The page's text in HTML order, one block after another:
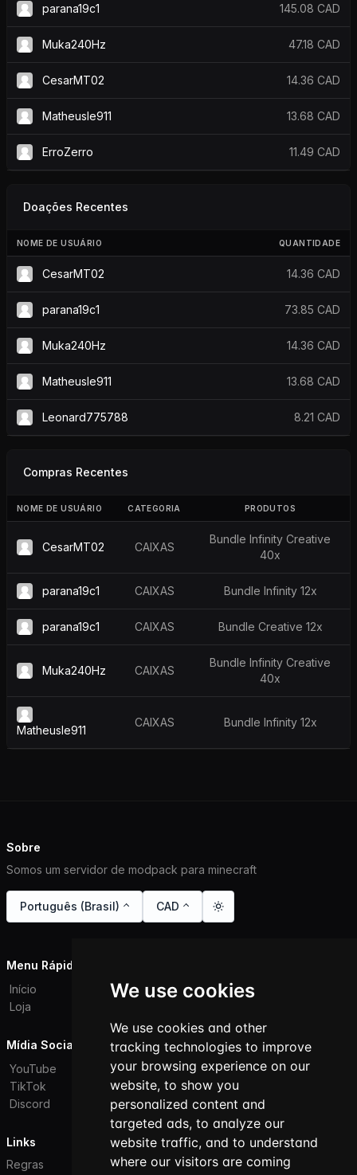
We use cookies
We use cookies and other
tracking technologies to improve
your browsing experience on our
website, to show you
personalized content and
targeted ads, to analyze our
website traffic, and to understand
where our visitors are coming
parana19c1 145.08 CAD
Muka240Hz 47.18 CAD
CesarMT02 14.36 CAD
Matheusle911 13.68 CAD
ErroZerro 11.49 CAD
Doações Recentes
NOME DE USUÁRIO QUANTIDADE
CesarMT02 14.36 CAD
parana19c1 73.85 CAD
Muka240Hz 14.36 CAD
Matheusle911 13.68 CAD
Leonard775788 8.21 CAD
Compras Recentes
NOME DE USUÁRIO CATEGORIA PRODUTOS
CesarMT02 CAIXAS
Bundle Infinity Creative
40x
parana19c1 CAIXAS Bundle Infinity 12x
parana19c1 CAIXAS Bundle Creative 12x
Muka240Hz CAIXAS
Bundle Infinity Creative
40x
Matheusle911
CAIXAS Bundle Infinity 12x
Sobre
Somos um servidor de modpack para minecraft
Português (Brasil) CAD
Menu Rápido
Início
Loja
Mídia Social
YouTube
TikTok
Discord
Links
Regras